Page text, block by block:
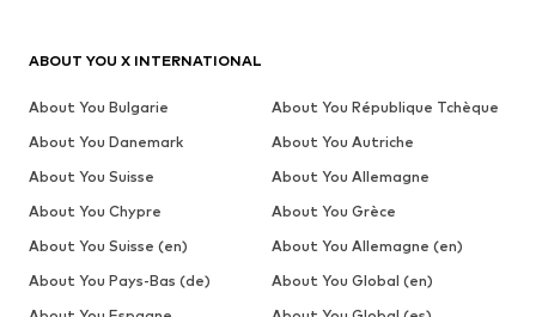
ABOUT YOU X INTERNATIONAL
About You Bulgarie
About You République Tchèque
About You Danemark
About You Autriche
About You Suisse
About You Allemagne
About You Chypre
About You Grèce
About You Suisse (en)
About You Allemagne (en)
About You Pays-Bas (de)
About You Global (en)